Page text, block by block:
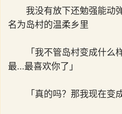
我没有放下还勉强能动
名为岛村的温柔乡里
「我不管岛村变成什
最...最喜欢你了」
「真的吗？那我现在变